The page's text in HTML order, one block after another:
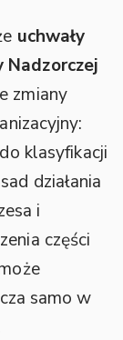
uchwały
Nadzorczej
zmiany
klasyfikacji
działania
i
części
samo w